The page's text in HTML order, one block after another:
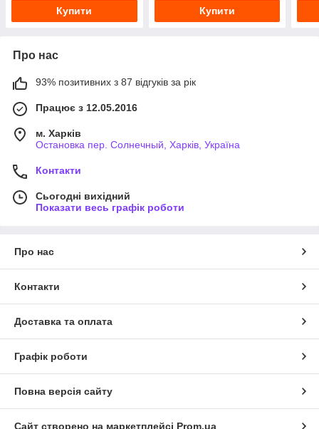
Купити Купити
Про нас
93% позитивних з 87 відгуків за рік
Працює з 12.05.2016
м. Харків
Остановка пер. Солнечный, Харків, Україна
Контакти
Сьогодні вихідний
Показати весь графік роботи
Про нас
Контакти
Доставка та оплата
Графік роботи
Повна версія сайту
Сайт створено на маркетплейсі Prom.ua